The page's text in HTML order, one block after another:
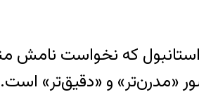
که نخواست نامش
«مدرن‌تر» و «دقیق‌تر» است.